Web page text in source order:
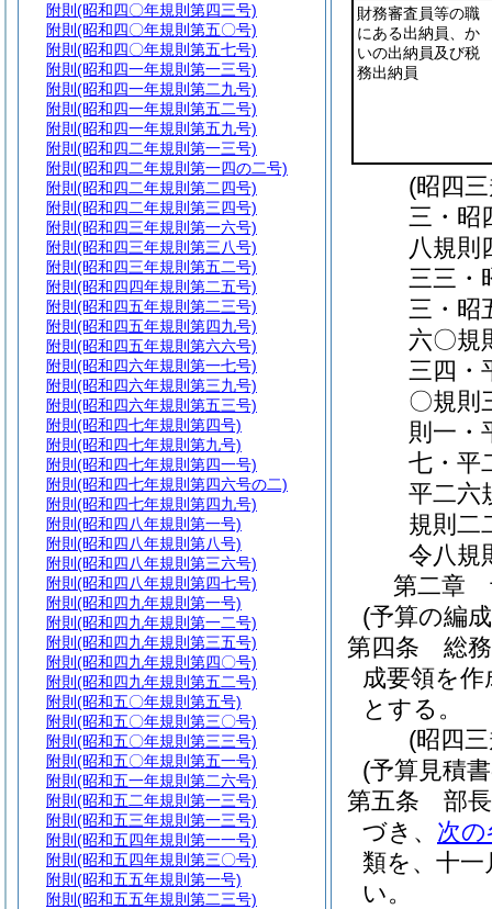
財務審査員等の職
にある出納員、か
いの出納員及び税
務出納員
(昭四
三・昭
八規則
三三・
三・昭
六〇規
三四・
〇規則
則一・
七・平
平二六
規則二
令八規
第二章
(予算の編
第四条
総
成要領を
とする。
(昭四
(予算見積
第五条
部
づき、 次
類を、十
い。
附則 (昭和四〇年規則第四三号)
附則 (昭和四〇年規則第五〇号)
附則 (昭和四〇年規則第五七号)
附則 (昭和四一年規則第一三号)
附則 (昭和四一年規則第二九号)
附則 (昭和四一年規則第五二号)
附則 (昭和四一年規則第五九号)
附則 (昭和四二年規則第一三号)
附則 (昭和四二年規則第一四の二号)
附則 (昭和四二年規則第二四号)
附則 (昭和四二年規則第三四号)
附則 (昭和四三年規則第一六号)
附則 (昭和四三年規則第三八号)
附則 (昭和四三年規則第五二号)
附則 (昭和四四年規則第二五号)
附則 (昭和四五年規則第二三号)
附則 (昭和四五年規則第四九号)
附則 (昭和四五年規則第六六号)
附則 (昭和四六年規則第一七号)
附則 (昭和四六年規則第三九号)
附則 (昭和四六年規則第五三号)
附則 (昭和四七年規則第四号)
附則 (昭和四七年規則第九号)
附則 (昭和四七年規則第四一号)
附則 (昭和四七年規則第四六号の二)
附則 (昭和四七年規則第四九号)
附則 (昭和四八年規則第一号)
附則 (昭和四八年規則第八号)
附則 (昭和四八年規則第三六号)
附則 (昭和四八年規則第四七号)
附則 (昭和四九年規則第一号)
附則 (昭和四九年規則第一二号)
附則 (昭和四九年規則第三五号)
附則 (昭和四九年規則第四〇号)
附則 (昭和四九年規則第五二号)
附則 (昭和五〇年規則第五号)
附則 (昭和五〇年規則第三〇号)
附則 (昭和五〇年規則第三三号)
附則 (昭和五〇年規則第五一号)
附則 (昭和五一年規則第二六号)
附則 (昭和五二年規則第一三号)
附則 (昭和五三年規則第一三号)
附則 (昭和五四年規則第一一号)
附則 (昭和五四年規則第三〇号)
附則 (昭和五五年規則第一号)
附則 (昭和五五年規則第二三号)